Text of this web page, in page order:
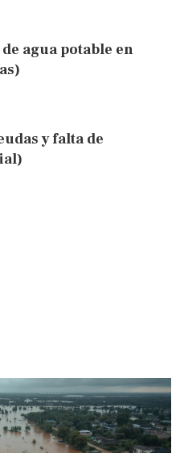
agua potable en
y falta de